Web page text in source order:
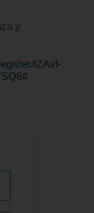
y
tZAvf-